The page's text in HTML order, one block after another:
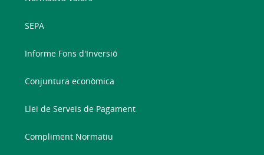
SEPA
Informe Fons d'Inversió
Conjuntura econòmica
Llei de Serveis de Pagament
Compliment Normatiu